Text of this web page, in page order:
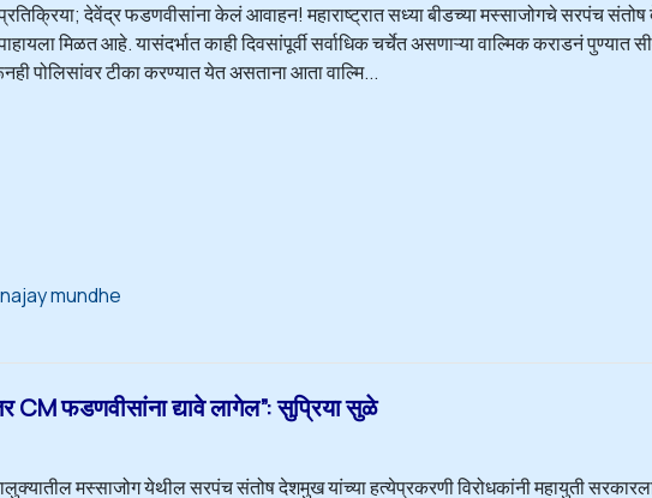
देवेंद्र फडणवीसांना केलं आवाहन! महाराष्ट्रात सध्या बीडच्या मस्साजोगचे सरपंच संतोष
मिळत आहे. यासंदर्भात काही दिवसांपूर्वी सर्वाधिक चर्चेत असणाऱ्या वाल्मिक कराडनं
पोलिसांवर टीका करण्यात येत असताना आता वाल्मि...
mundhe
CM फडणवीसांना द्यावे लागेल”: सुप्रिया सुळे
मस्साजोग येथील सरपंच संतोष देशमुख यांच्या हत्येप्रकरणी विरोधकांनी महायुती